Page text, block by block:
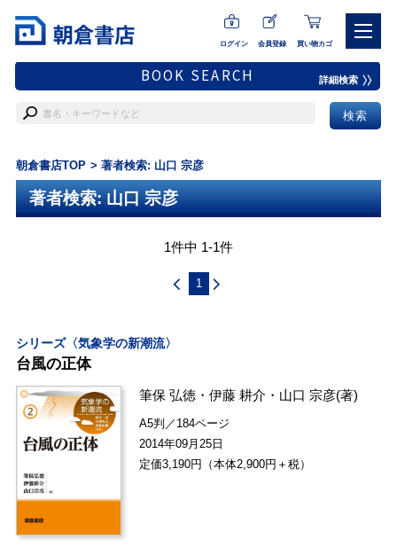
ログイン 会員登録 買い物カゴ
BOOK SEARCH 詳細検索
朝倉書店TOP 著者検索: 山口 宗彦
著者検索: 山口 宗彦
1件中 1-1件
1
シリーズ〈気象学の新潮流〉
台風の正体
筆保 弘徳 ・伊藤 耕介 ・ 山口 宗彦(著)
A5判／184ページ
2014年09月25日
定価3,190円（本体2,900円＋税）